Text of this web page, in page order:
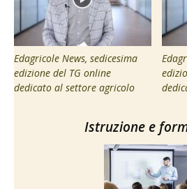
Edagricole News, sedicesima
edizione del TG online
dedicato al settore agricolo
Istruzione e